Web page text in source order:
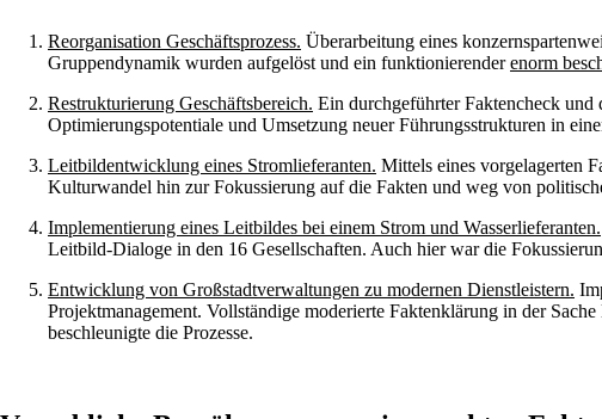
Reorganisation Geschäftsprozess. Überarbeitung eines
Gruppendynamik wurden aufgelöst und ein funktionierenderenorm
Restrukturierung Geschäftsbereich. Ein durchgeführter Faktencheck
Optimierungspotentiale und Umsetzung neuer Führungsstrukturen in
Leitbildentwicklung eines Stromlieferanten. Mittels eines vorgelagerten
Kulturwandel hin zur Fokussierung auf die Fakten und weg von
Implementierung eines Leitbildes bei einem Strom und Wasserlieferanten.
Leitbild-Dialoge in den 16 Gesellschaften. Auch hier war die
Entwicklung von Großstadtverwaltungen zu modernen Dienstleistern.
Projektmanagement. Vollständige moderierte Faktenklärung in der
beschleunigte die Prozesse.